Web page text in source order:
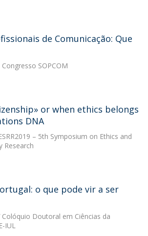
de Comunicação: Que
Congresso SOPCOM
or when ethics belongs
DNA
– 5th Symposium on Ethics and
Research
o que pode vir a ser
Colóquio Doutoral em Ciências da
IUL